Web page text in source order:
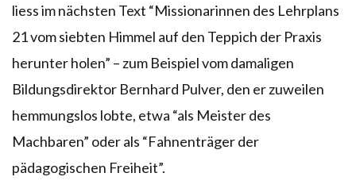
liess im nächsten Text “Missionarinnen des Lehrplans
21 vom siebten Himmel auf den Teppich der Praxis
herunter holen” – zum Beispiel vom damaligen
Bildungsdirektor Bernhard Pulver, den er zuweilen
hemmungslos lobte, etwa “als Meister des
Machbaren” oder als “Fahnenträger der
pädagogischen Freiheit”.